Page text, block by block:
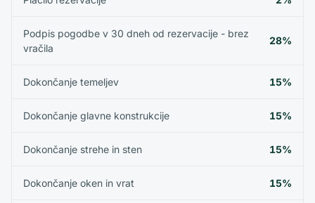
Podpis pogodbe v 30 dneh od rezervacije - brez
vračila
28%
Dokončanje temeljev 15%
Dokončanje glavne konstrukcije 15%
Dokončanje strehe in sten 15%
Dokončanje oken in vrat 15%